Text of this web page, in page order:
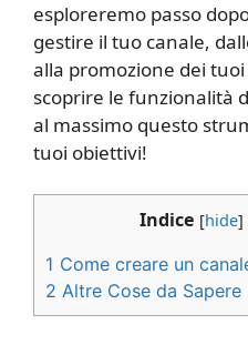
esploreremo passo
gestire il tuo canale,
alla promozione dei
scoprire le funzionalità
al massimo questo
tuoi obiettivi!
Indice [hide]
1
Come creare un
2 Altre Cose da Sapere